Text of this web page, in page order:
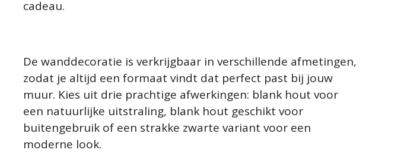
cadeau.
De wanddecoratie is verkrijgbaar in verschillende afmetingen,
zodat je altijd een formaat vindt dat perfect past bij jouw
muur. Kies uit drie prachtige afwerkingen: blank hout voor
een natuurlijke uitstraling, blank hout geschikt voor
buitengebruik of een strakke zwarte variant voor een
moderne look.